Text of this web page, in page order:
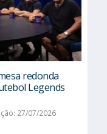
redonda
Legends
27/07/2026